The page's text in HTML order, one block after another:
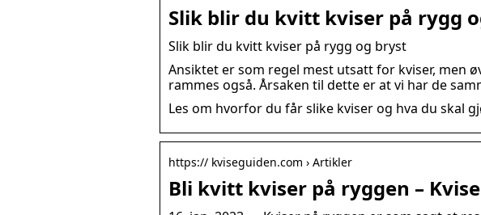
Slik blir du kvitt kviser på rygg
Slik blir du kvitt kviser på rygg og bryst
Ansiktet er som regel mest utsatt for kviser, men
rammes også. Årsaken til dette er at vi har de
Les om hvorfor du får slike kviser og hva du skal
https:// kviseguiden.com › Artikler
Bli kvitt kviser på ryggen –